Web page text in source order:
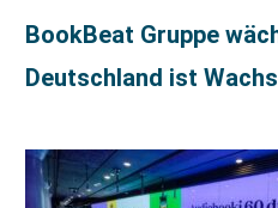
BookBeat Gruppe
Deutschland ist